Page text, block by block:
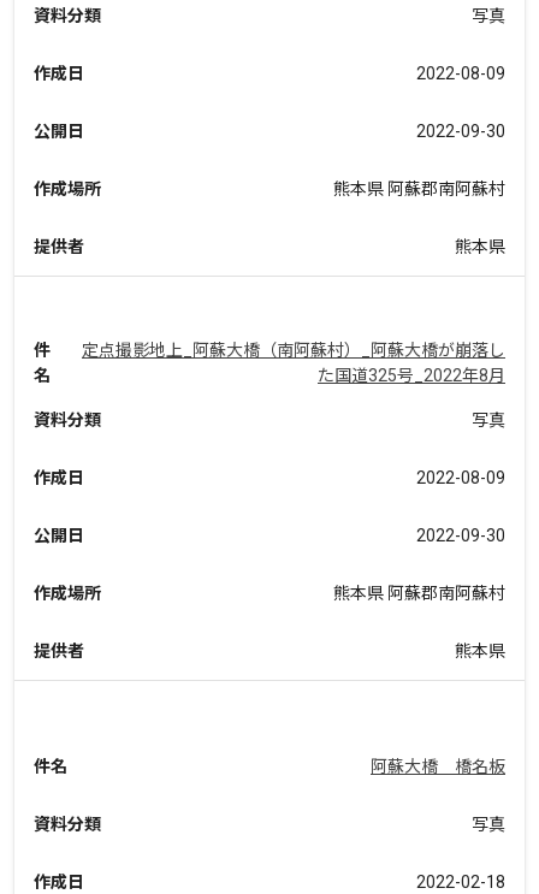
資料分類 写真
作成日 2022-08-09
公開日 2022-09-30
作成場所 熊本県 阿蘇郡南阿蘇村
提供者 熊本県
件
名
定点撮影地上_阿蘇大橋（南阿蘇村）_阿蘇大橋が崩落し
た国道325号_2022年8月
資料分類 写真
作成日 2022-08-09
公開日 2022-09-30
作成場所 熊本県 阿蘇郡南阿蘇村
提供者 熊本県
件名 阿蘇大橋 橋名板
資料分類 写真
作成日 2022-02-18